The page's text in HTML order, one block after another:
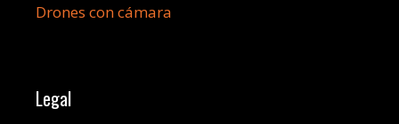
Drones con cámara
Legal